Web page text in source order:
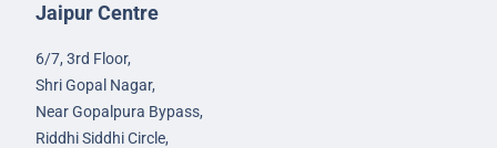
Jaipur Centre
6/7, 3rd Floor,
Shri Gopal Nagar,
Near Gopalpura Bypass,
Riddhi Siddhi Circle,